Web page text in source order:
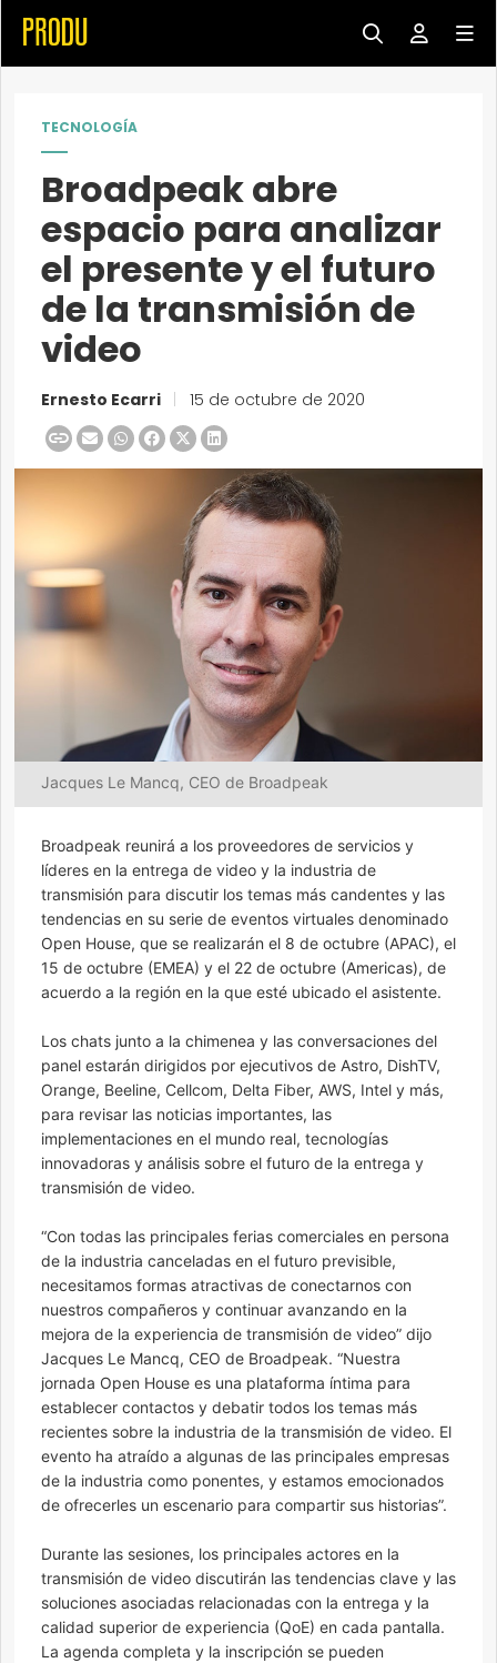
TECNOLOGÍA
Broadpeak abre
espacio para analizar
el presente y el futuro
de la transmisión de
video
Ernesto Ecarri 15 de octubre de 2020
Jacques Le Mancq, CEO de Broadpeak
Broadpeak reunirá a los proveedores de servicios y
líderes en la entrega de video y la industria de
transmisión para discutir los temas más candentes y las
tendencias en su serie de eventos virtuales denominado
Open House, que se realizarán el 8 de octubre (APAC), el
15 de octubre (EMEA) y el 22 de octubre (Americas), de
acuerdo a la región en la que esté ubicado el asistente.
Los chats junto a la chimenea y las conversaciones del
panel estarán dirigidos por ejecutivos de Astro, DishTV,
Orange, Beeline, Cellcom, Delta Fiber, AWS, Intel y más,
para revisar las noticias importantes, las
implementaciones en el mundo real, tecnologías
innovadoras y análisis sobre el futuro de la entrega y
transmisión de video.
“Con todas las principales ferias comerciales en persona
de la industria canceladas en el futuro previsible,
necesitamos formas atractivas de conectarnos con
nuestros compañeros y continuar avanzando en la
mejora de la experiencia de transmisión de video” dijo
Jacques Le Mancq, CEO de Broadpeak. “Nuestra
jornada Open House es una plataforma íntima para
establecer contactos y debatir todos los temas más
recientes sobre la industria de la transmisión de video. El
evento ha atraído a algunas de las principales empresas
de la industria como ponentes, y estamos emocionados
de ofrecerles un escenario para compartir sus historias”.
Durante las sesiones, los principales actores en la
transmisión de video discutirán las tendencias clave y las
soluciones asociadas relacionadas con la entrega y la
calidad superior de experiencia (QoE) en cada pantalla.
La agenda completa y la inscripción se pueden